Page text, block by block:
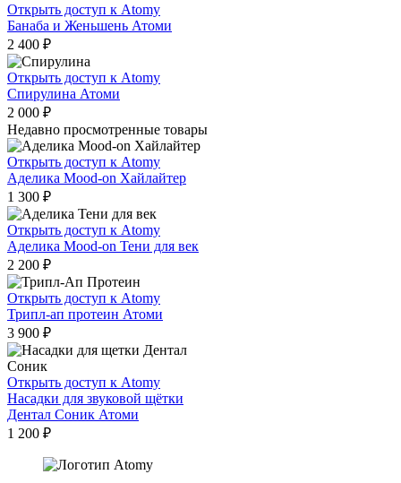
Открыть доступ к Atomy
Банаба и Женьшень Атоми
2 400 ₽
Открыть доступ к Atomy
Спирулина Атоми
2 000 ₽
Недавно просмотренные товары
Открыть доступ к Atomy
Аделика Mood-on Хайлайтер
1 300 ₽
Открыть доступ к Atomy
Аделика Mood-on Тени для век
2 200 ₽
Открыть доступ к Atomy
Трипл-ап протеин Атоми
3 900 ₽
Открыть доступ к Atomy
Насадки для звуковой щётки
Дентал Соник Атоми
1 200 ₽